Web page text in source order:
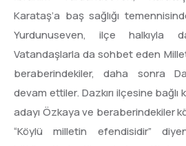
Karataş’a baş sağlığı
Yurdunuseven, ilçe
Vatandaşlarla da sohbet eden
beraberindekiler, daha sonra
devam ettiler. Dazkırı ilçesine
adayı Özkaya ve beraberindekiler
“Köylü milletin efendisidir”